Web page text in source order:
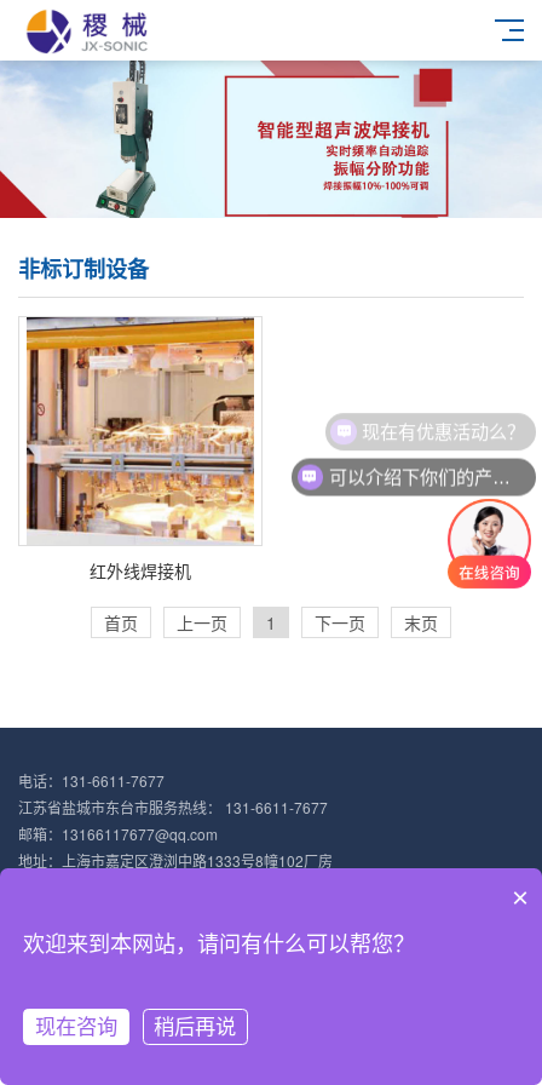
非标订制设备
红外线焊接机
首页 上一页 1 下一页 末页
电话：131-6611-7677
江苏省盐城市东台市服务热线： 131-6611-7677
邮箱：13166117677@qq.com
地址：上海市嘉定区澄浏中路1333号8幢102厂房
稷械超声波科技（上海）有限公司主营：超声波塑料焊接机 塑料超声波焊接机
现在有优惠活动么？
×
欢迎来到本网站，请问有什么可以帮您？
现在咨询 稍后再说